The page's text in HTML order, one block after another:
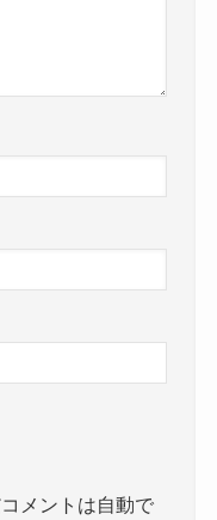
メントは自動で